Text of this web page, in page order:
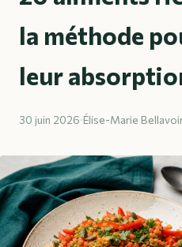
la méthode
leur
30 juin 2026·Élise-Marie